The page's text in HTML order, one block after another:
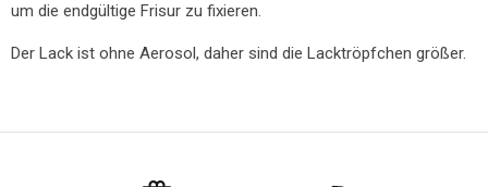
um die endgültige Frisur zu fixieren.
Der Lack ist ohne Aerosol, daher sind die Lacktröpfchen größer.